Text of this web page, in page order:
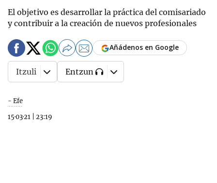
El objetivo es desarrollar la práctica del comisariado
y contribuir a la creación de nuevos profesionales
- Efe
15·03·21
23:19
Añádenos en Google
Itzuli Entzun